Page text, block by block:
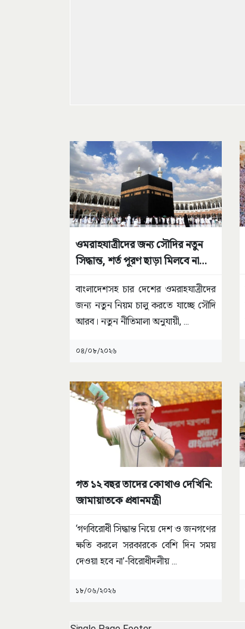
ওমরাহযাত্রীদের জন্য সৌদির নতুন
সিদ্ধান্ত, শর্ত পূরণ ছাড়া মিলবে না
বাংলাদেশসহ চার দেশের ওমরাহযাত্রীদের
জন্য নতুন নিয়ম চালু করতে যাচ্ছে সৌদি
আরব। নতুন নীতিমালা অনুযায়ী, ...
০৪/০৮/২০২৬
গত ১২ বছর তাদের কোথাও দেখিনি:
জামায়াতকে প্রধানমন্ত্রী
‘গণবিরোধী সিদ্ধান্ত নিয়ে দেশ ও জনগণের
ক্ষতি করলে সরকারকে বেশি দিন সময়
দেওয়া হবে না’-বিরোধীদলীয় ...
১৮/০৬/২০২৬